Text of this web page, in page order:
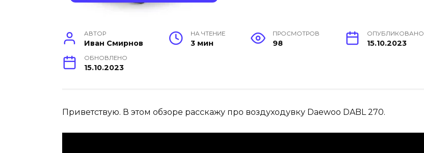
АВТОР
Иван Смирнов
НА ЧТЕНИЕ
3 мин
ПРОСМОТРОВ
98
ОПУБЛИКОВАНО
15.10.2023
ОБНОВЛЕНО
15.10.2023
Приветствую. В этом обзоре расскажу про воздуходувку Daewoo DABL 270.